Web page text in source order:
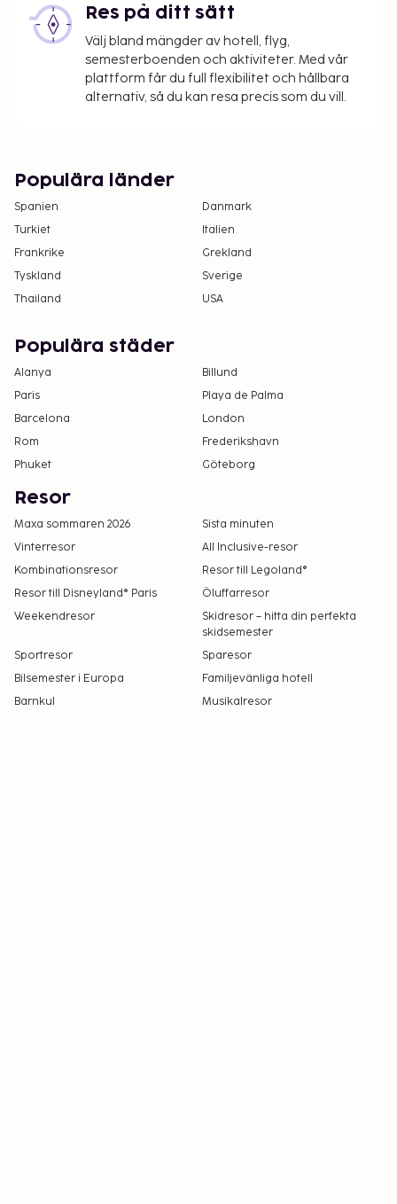
Res på ditt sätt
Välj bland mängder av hotell, flyg,
semesterboenden och aktiviteter. Med vår
plattform får du full flexibilitet och hållbara
alternativ, så du kan resa precis som du vill.
Populära länder
Spanien
Danmark
Turkiet
Italien
Frankrike
Grekland
Tyskland
Sverige
Thailand
USA
Populära städer
Alanya
Billund
Paris
Playa de Palma
Barcelona
London
Rom
Frederikshavn
Phuket
Göteborg
Resor
Maxa sommaren 2026
Sista minuten
Vinterresor
All Inclusive-resor
Kombinationsresor
Resor till Legoland®
Resor till Disneyland® Paris
Öluffarresor
Weekendresor
Skidresor – hitta din perfekta
skidsemester
Sportresor
Sparesor
Bilsemester i Europa
Familjevänliga hotell
Barnkul
Musikalresor